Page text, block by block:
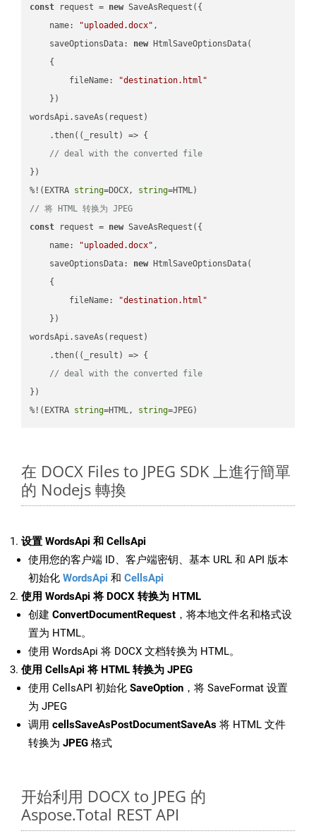
const request = new SaveAsRequest({
name: "uploaded.docx" ,
saveOptionsData: new HtmlSaveOptionsData(
    {
fileName:
"destination.html"
    })
wordsApi.saveAs(request)
    .then(
( _result ) => {
// deal with the converted file
})
%!(EXTRA string=DOCX, string
// 将 HTML 转换为 JPEG
const request = new SaveAsRequest({
name: "uploaded.docx" ,
saveOptionsData: new HtmlSaveOptionsData(
    {
fileName:
"destination.html"
    })
wordsApi.saveAs(request)
    .then(
( _result ) => {
// deal with the converted file
})
%!(EXTRA string=HTML, string=JPEG)
在 DOCX Files to JPEG SDK 上進行簡單
的 Nodejs 轉換
设置 WordsApi 和 CellsApi
使用您的客户端 ID、客户端密钥、基本 URL 和 API 版本
初始化 WordsApi 和 CellsApi
使用 WordsApi 将 DOCX 转换为 HTML
创建 ConvertDocumentRequest ，将本地文件名和格式设
置为 HTML。
使用 WordsApi 将 DOCX 文档转换为 HTML。
使用 CellsApi 将 HTML 转换为 JPEG
使用 CellsAPI 初始化 SaveOption ，将 SaveFormat 设置
为 JPEG
调用 cellsSaveAsPostDocumentSaveAs 将 HTML 文件
转换为 JPEG 格式
开始利用 DOCX to JPEG 的
Aspose.Total REST API